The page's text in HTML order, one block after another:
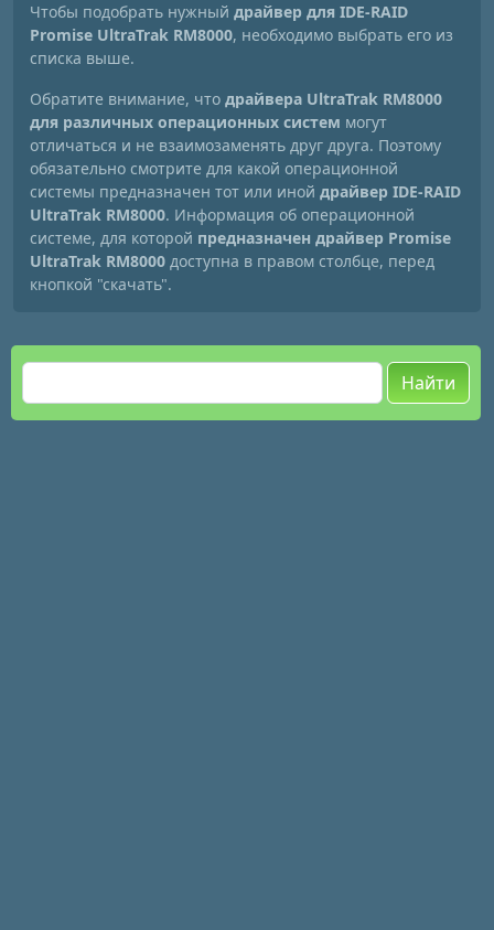
Чтобы подобрать нужный драйвер для IDE-RAID
Promise UltraTrak RM8000, необходимо выбрать его из
списка выше.
Обратите внимание, что драйвера UltraTrak RM8000
для различных операционных систем могут
отличаться и не взаимозаменять друг друга. Поэтому
обязательно смотрите для какой операционной
системы предназначен тот или иной драйвер IDE-RAID
UltraTrak RM8000. Информация об операционной
системе, для которой предназначен драйвер Promise
UltraTrak RM8000 доступна в правом столбце, перед
кнопкой "скачать".
Найти